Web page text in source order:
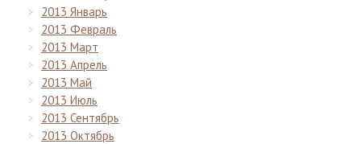
2013 Январь
2013 Февраль
2013 Март
2013 Апрель
2013 Май
2013 Июль
2013 Сентябрь
2013 Октябрь